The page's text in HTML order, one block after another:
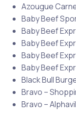
Azougue
Baby Beef
Baby Beef
Baby Beef
Baby Beef
Baby Beef
Black Bull
Bravo –
Bravo –